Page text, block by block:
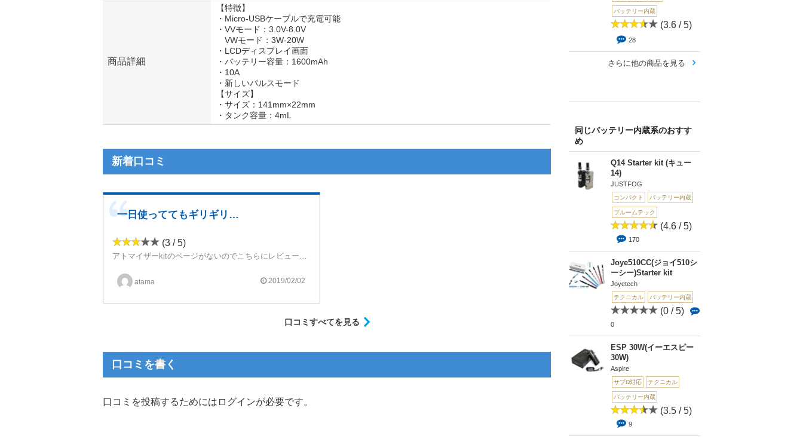
バッテリー内蔵
(3.6 / 5)
28
さらに他の商品を見る
同じバッテリー内蔵系のおすす
め
Q14 Starter kit (キュー
14)
JUSTFOG
コンパクト バッテリー内蔵
プルームテック
(4.6 / 5)
170
Joye510CC(ジョイ510シ
ーシー)Starter kit
Joyetech
テクニカル バッテリー内蔵
(0 / 5)
0
ESP 30W(イーエスピー
30W)
Aspire
サブΩ対応 テクニカル
バッテリー内蔵
(3.5 / 5)
9
商品詳細
【特徴】
・Micro-USBケーブルで充電可能
・VVモード：3.0V-8.0V
VWモード：3W-20W
・LCDディスプレイ画面
・バッテリー容量：1600mAh
・10A
・新しいパルスモード
【サイズ】
・サイズ：141mm×22mm
・タンク容量：4mL
新着口コミ
一日使っててもギリギリ持つ
(3 / 5)
アトマイザーkitのページがないのでこちらにレビューします
バッテリー容量が1600mAhあるので一日使っててもギリギリ持つんじゃないでしょうか サブ機やニコリキでの運用におすすめだと思います
atama 2019/02/02
口コミすべてを見る
口コミを書く
口コミを投稿するためにはログインが必要です。